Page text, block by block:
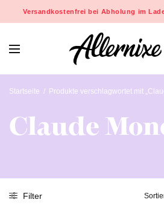
Versandkostenfrei bei Abholung im
Startseite / Produkte verschlagwortet mit
Claude
Filter